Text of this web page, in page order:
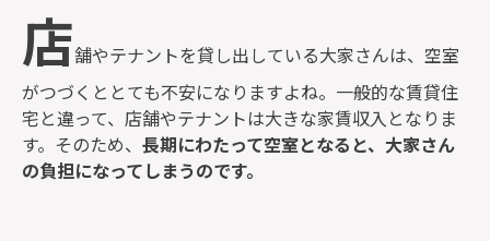
店舗やテナントを貸し出している大家さんは、空室
がつづくととても不安になりますよね。一般的な賃貸住
宅と違って、店舗やテナントは大きな家賃収入となりま
す。そのため、 長期にわたって空室となると、大家さん
の負担になってしまうのです。